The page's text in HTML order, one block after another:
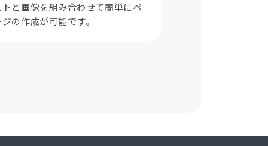
トと画像を組み合わせて簡単にペ
の作成が可能です。